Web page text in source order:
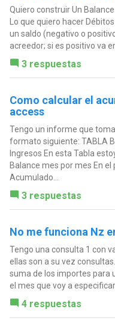
Quiero construir Un
Lo que quiero hacer
un saldo (negativo o
acreedor; si es positivo va
3 respuestas
Como calcular el
access
Tengo un informe que
formato siguiente: TABLA
Ingresos En esta Tabla
Balance mes por mes En
Acumulado...
3 respuestas
No me funciona Nz
Tengo una consulta 1 con
ellas son a su vez
suma de los importes para
el mes que voy a
4 respuestas